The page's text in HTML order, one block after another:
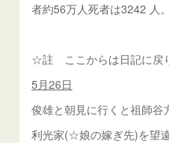
者約56万人死者は3242 人
☆註 ここからは日記に戻
5月26日
俊雄と朝見に行くと祖師谷
利光家(☆娘の嫁ぎ先)を望